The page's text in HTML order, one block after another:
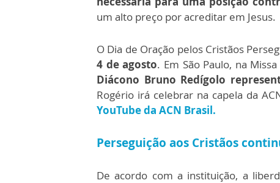
um alto preço por acreditar em Jesus.
O Dia de Oração pelos Cristãos
4 de agosto. Em São Paulo, na
Diácono Bruno Redígolo
Rogério irá celebrar na capela da
YouTube da ACN Brasil.
Perseguição aos Cristãos
De acordo com a instituição, a